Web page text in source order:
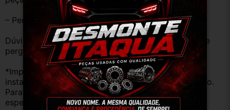
– Peças são ORIGINAIS USADAS.
Dúvidas sobre uso ou aplicação, utilizar o campo de
perguntas;
*Importante: Não nos responsabilizamos por
instalações inadequadas ou uso indevido do produto.
Para evitar problemas, consulte um profissional
especializado.